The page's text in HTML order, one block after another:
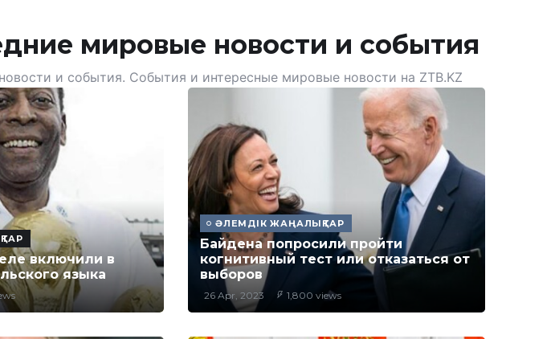
мировые новости и события
и события. События и интересные мировые новости на ZTB.KZ
включили в
языка
ӘЛЕМДІК ЖАҢАЛЫҚТАР
Байдена попросили пройти
когнитивный тест или отказаться от
выборов
26 Apr, 2023 1,800 views